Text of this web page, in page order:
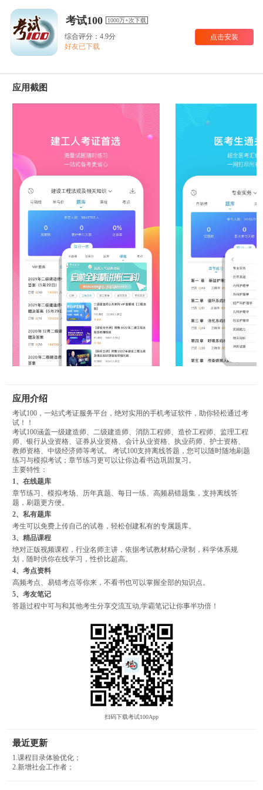
考试100 1000万+次下载
综合评分：4.9分
好友已下载
点击安装
应用截图
应用介绍
考试100，一站式考证服务平台，绝对实用的手机考证软件，助你轻松通过考
试！！
考试100涵盖一级建造师、二级建造师、消防工程师、造价工程师、监理工程
师、银行从业资格、证券从业资格、会计从业资格、执业药师、护士资格、
教师资格、中级经济师等考试。 考试100支持离线答题，您可以随时随地刷题
练习与模拟考试；章节练习更可以让你边看书边巩固复习。
主要特性：
1、在线题库
章节练习、模拟考场、历年真题、每日一练、高频易错题集，支持离线答
题，刷题更方便。
2、私有题库
考生可以免费上传自己的试卷，轻松创建私有的专属题库。
3、精品课程
绝对正版视频课程，行业名师主讲，依据考试教材精心录制，科学体系规
划，随时供你在线学习，性价比超高。
4、考点资料
高频考点、易错考点等你来，不看书也可以掌握全部的知识点。
5、考友笔记
答题过程中可与和其他考生分享交流互动,学霸笔记让你事半功倍！
扫码下载考试100App
最近更新
1.课程目录体验优化；
2.新增社会工作者；